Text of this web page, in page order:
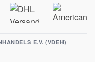
E.V. (VDEH)